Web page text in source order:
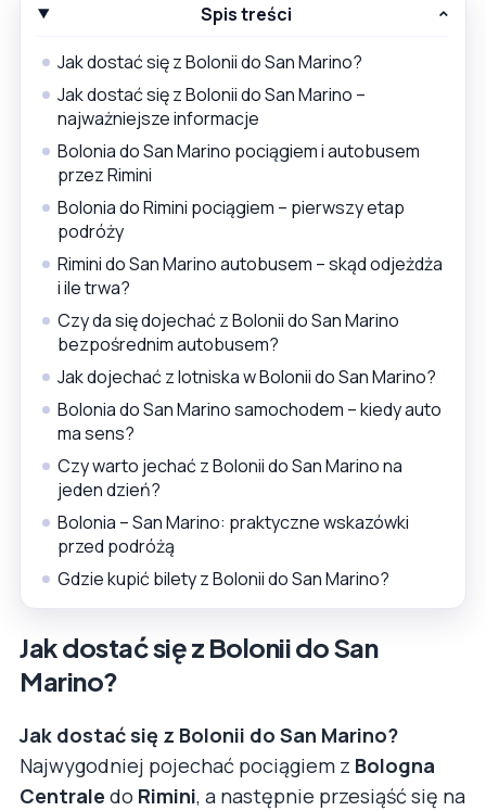
Spis treści
Jak dostać się z Bolonii do San Marino?
Jak dostać się z Bolonii do San Marino –
najważniejsze informacje
Bolonia do San Marino pociągiem i autobusem
przez Rimini
Bolonia do Rimini pociągiem – pierwszy etap
podróży
Rimini do San Marino autobusem – skąd odjeżdża
i ile trwa?
Czy da się dojechać z Bolonii do San Marino
bezpośrednim autobusem?
Jak dojechać z lotniska w Bolonii do San Marino?
Bolonia do San Marino samochodem – kiedy auto
ma sens?
Czy warto jechać z Bolonii do San Marino na
jeden dzień?
Bolonia – San Marino: praktyczne wskazówki
przed podróżą
Gdzie kupić bilety z Bolonii do San Marino?
Jak dostać się z Bolonii do San
Marino?
Jak dostać się z Bolonii do San Marino?
Najwygodniej pojechać pociągiem z Bologna
Centrale do Rimini, a następnie przesiąść się na